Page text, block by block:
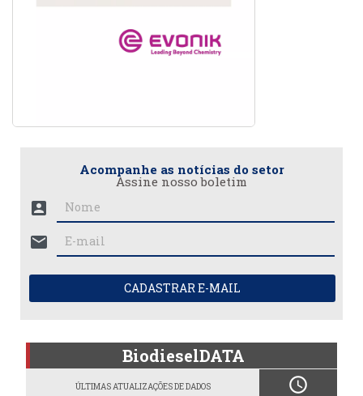
Acompanhe as notícias do setor
Assine nosso boletim
account_box
mail
CADASTRAR E-MAIL
BiodieselDATA
ÚLTIMAS ATUALIZAÇÕES DE DADOS schedule